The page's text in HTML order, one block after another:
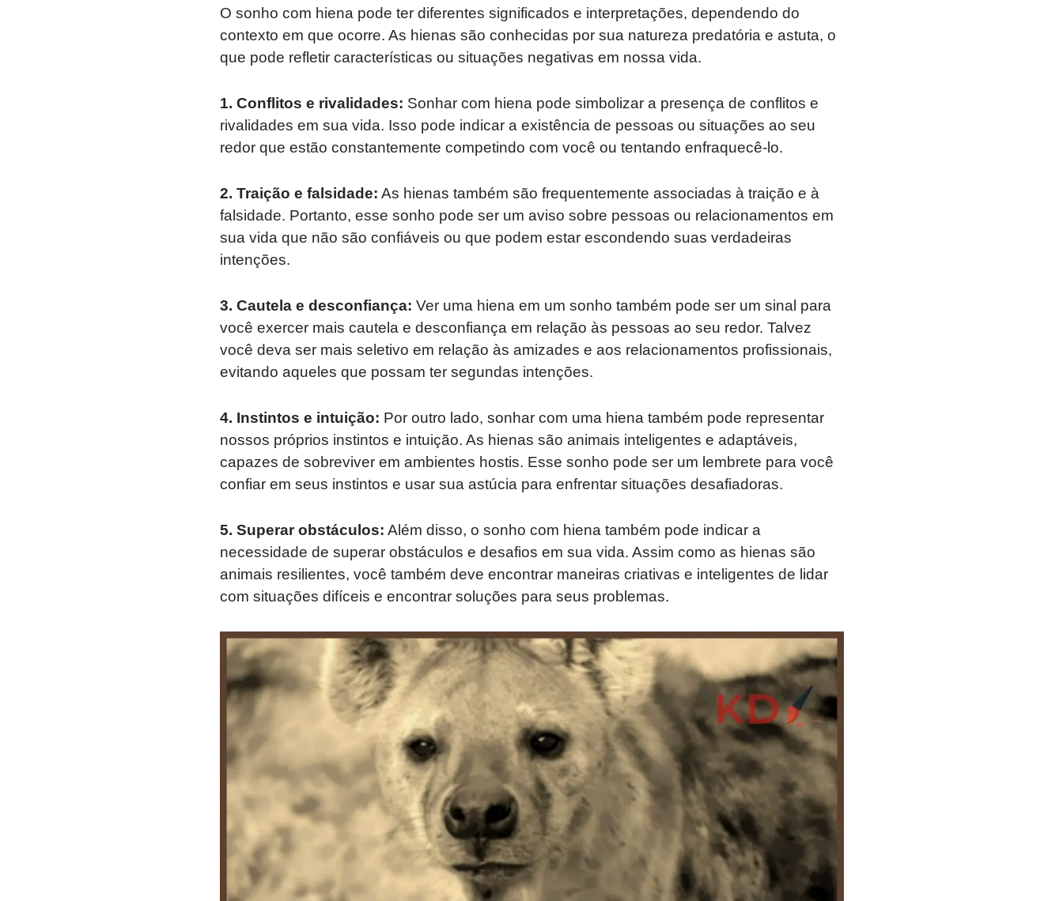
O sonho com hiena pode ter diferentes significados e interpretações, dependendo do
contexto em que ocorre. As hienas são conhecidas por sua natureza predatória e astuta, o
que pode refletir características ou situações negativas em nossa vida.
1. Conflitos e rivalidades: Sonhar com hiena pode simbolizar a presença de conflitos e
rivalidades em sua vida. Isso pode indicar a existência de pessoas ou situações ao seu
redor que estão constantemente competindo com você ou tentando enfraquecê-lo.
2. Traição e falsidade: As hienas também são frequentemente associadas à traição e à
falsidade. Portanto, esse sonho pode ser um aviso sobre pessoas ou relacionamentos em
sua vida que não são confiáveis ​​ou que podem estar escondendo suas verdadeiras
intenções.
3. Cautela e desconfiança: Ver uma hiena em um sonho também pode ser um sinal para
você exercer mais cautela e desconfiança em relação às pessoas ao seu redor. Talvez
você deva ser mais seletivo em relação às amizades e aos relacionamentos profissionais,
evitando aqueles que possam ter segundas intenções.
4. Instintos e intuição: Por outro lado, sonhar com uma hiena também pode representar
nossos próprios instintos e intuição. As hienas são animais inteligentes e adaptáveis,
capazes de sobreviver em ambientes hostis. Esse sonho pode ser um lembrete para você
confiar em seus instintos e usar sua astúcia para enfrentar situações desafiadoras.
5. Superar obstáculos: Além disso, o sonho com hiena também pode indicar a
necessidade de superar obstáculos e desafios em sua vida. Assim como as hienas são
animais resilientes, você também deve encontrar maneiras criativas e inteligentes de lidar
com situações difíceis e encontrar soluções para seus problemas.